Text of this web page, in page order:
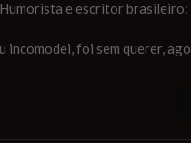
e escritor brasileiro:
incomodei, foi sem querer,